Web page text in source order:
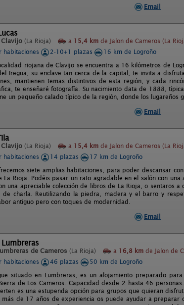
Email
Clavijo (La Rioja) a 15,4 km de Jalon de Cameros (La
habitaciones
2-10+1 plazas
16 km de Logroño
riojana de Clavijo se encuentra a 16 kilómetros de
Iregua, su enclave tan cerca de la capital, te invita a
mantienen temas distintivos de esta región, y cada
te enseñaré fotografía. Su nacimiento data de 1888,
un pequeño calado típico de la región, donde los lugareños
Email
Clavijo (La Rioja) a 15,4 km de Jalon de Cameros (La
habitaciones
14 plazas
17 km de Logroño
siete amplias habitaciones, para poder descansar
La Rioja. Podéis pasar un rato agradable en el salón con
una apreciable colección de libros de La Rioja, o sentaros
de charla. Reutilizando la piedra, madera y el barro y
antiguo pero con toques de modernidad.
Email
de Cameros (La Rioja) a 16,8 km de Jalon de
habitaciones
46 plazas
50 km de Logroño
situado en Lumbreras, es un alojamiento preparado
de Los Cameros. Capacidad desde 2 hasta 46
es una estupenda opción para grupos que quieran
de 17 años de experiencia os puede ayudar a preparar